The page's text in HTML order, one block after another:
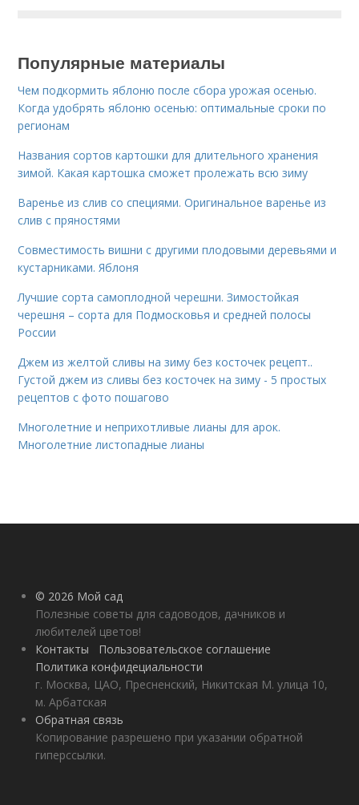
Популярные материалы
Чем подкормить яблоню после сбора урожая осенью.
Когда удобрять яблоню осенью: оптимальные сроки по
регионам
Названия сортов картошки для длительного хранения
зимой. Какая картошка сможет пролежать всю зиму
Варенье из слив со специями. Оригинальное варенье из
слив с пряностями
Совместимость вишни с другими плодовыми деревьями и
кустарниками. Яблоня
Лучшие сорта самоплодной черешни. Зимостойкая
черешня – сорта для Подмосковья и средней полосы
России
Джем из желтой сливы на зиму без косточек рецепт..
Густой джем из сливы без косточек на зиму - 5 простых
рецептов с фото пошагово
Многолетние и неприхотливые лианы для арок.
Многолетние листопадные лианы
© 2026 Мой сад
Полезные советы для садоводов, дачников и
любителей цветов!
Контакты
Пользовательское соглашение
Политика конфидециальности
г. Москва, ЦАО, Пресненский, Никитская М. улица 10,
м. Арбатская
Обратная связь
Копирование разрешено при указании обратной
гиперссылки.